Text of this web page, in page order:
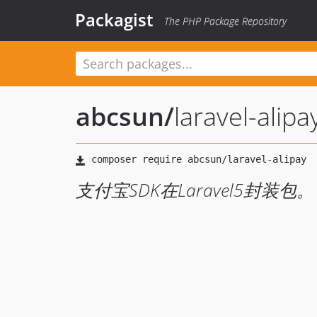
Packagist The PHP Package Repository
abcsun/laravel-
支付宝SDK在Laravel5封装包。